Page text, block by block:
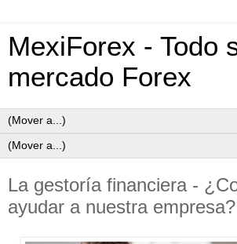
MexiForex - Todo
mercado Forex
La gestoría financiera -
ayudar a nuestra empresa?